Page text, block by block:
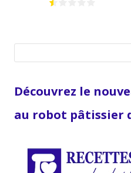
Découvrez le
au robot pâtissier